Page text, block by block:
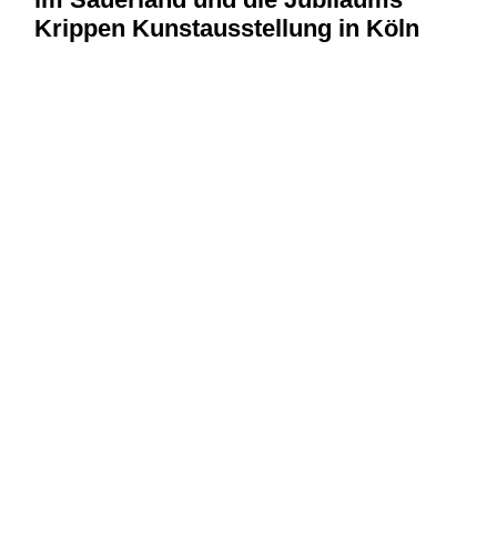
Krippen Kunstausstellung in Köln